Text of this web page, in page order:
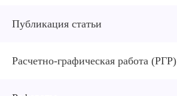
Публикация статьи
Расчетно-графическая работа (РГР)